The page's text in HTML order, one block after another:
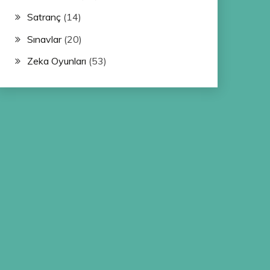
Satranç(14)
Sınavlar(20)
Zeka Oyunları (53)